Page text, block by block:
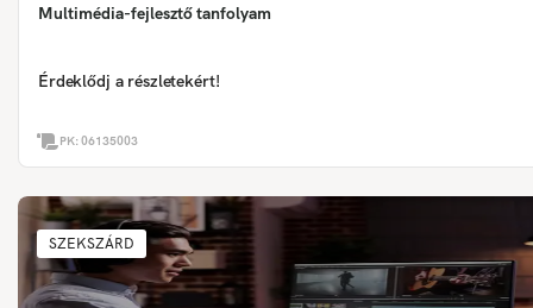
Multimédia-fejlesztő tanfolyam
Érdeklődj a részletekért!
PK:06135003
SZEKSZÁRD